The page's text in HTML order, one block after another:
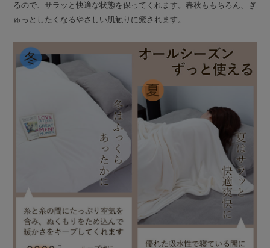
るので、サラッと快適な状態を保ってくれます。春秋ももちろん、ぎ
ゅっとしたくなるやさしい肌触りに癒されます。